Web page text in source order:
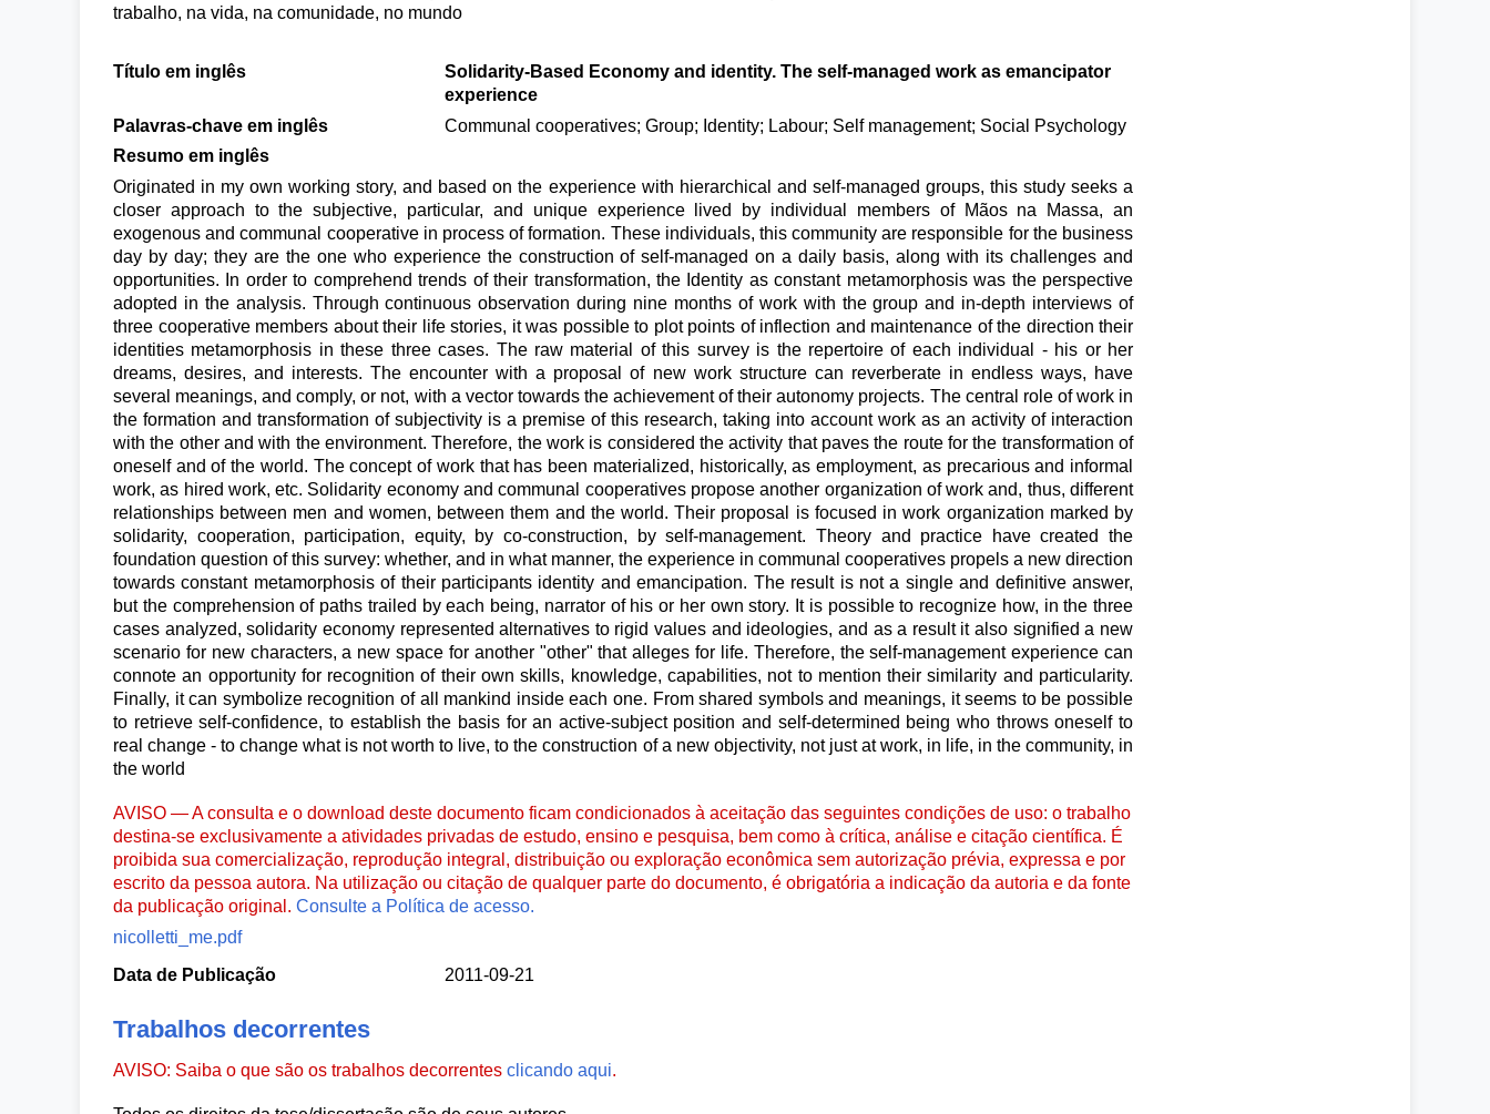
trabalho, na vida, na comunidade, no mundo
Título em inglês
Solidarity-Based Economy and identity. The self-managed work as emancipator
experience
Palavras-chave em inglês
Communal cooperatives; Group; Identity; Labour; Self management; Social Psychology
Resumo em inglês
Originated in my own working story, and based on the experience with hierarchical and self-managed groups, this study seeks a
closer approach to the subjective, particular, and unique experience lived by individual members of Mãos na Massa, an
exogenous and communal cooperative in process of formation. These individuals, this community are responsible for the business
day by day; they are the one who experience the construction of self-managed on a daily basis, along with its challenges and
opportunities. In order to comprehend trends of their transformation, the Identity as constant metamorphosis was the perspective
adopted in the analysis. Through continuous observation during nine months of work with the group and in-depth interviews of
three cooperative members about their life stories, it was possible to plot points of inflection and maintenance of the direction their
identities metamorphosis in these three cases. The raw material of this survey is the repertoire of each individual - his or her
dreams, desires, and interests. The encounter with a proposal of new work structure can reverberate in endless ways, have
several meanings, and comply, or not, with a vector towards the achievement of their autonomy projects. The central role of work in
the formation and transformation of subjectivity is a premise of this research, taking into account work as an activity of interaction
with the other and with the environment. Therefore, the work is considered the activity that paves the route for the transformation of
oneself and of the world. The concept of work that has been materialized, historically, as employment, as precarious and informal
work, as hired work, etc. Solidarity economy and communal cooperatives propose another organization of work and, thus, different
relationships between men and women, between them and the world. Their proposal is focused in work organization marked by
solidarity, cooperation, participation, equity, by co-construction, by self-management. Theory and practice have created the
foundation question of this survey: whether, and in what manner, the experience in communal cooperatives propels a new direction
towards constant metamorphosis of their participants identity and emancipation. The result is not a single and definitive answer,
but the comprehension of paths trailed by each being, narrator of his or her own story. It is possible to recognize how, in the three
cases analyzed, solidarity economy represented alternatives to rigid values and ideologies, and as a result it also signified a new
scenario for new characters, a new space for another "other" that alleges for life. Therefore, the self-management experience can
connote an opportunity for recognition of their own skills, knowledge, capabilities, not to mention their similarity and particularity.
Finally, it can symbolize recognition of all mankind inside each one. From shared symbols and meanings, it seems to be possible
to retrieve self-confidence, to establish the basis for an active-subject position and self-determined being who throws oneself to
real change - to change what is not worth to live, to the construction of a new objectivity, not just at work, in life, in the community, in
the world
AVISO — A consulta e o download deste documento ficam condicionados à aceitação das seguintes condições de uso: o trabalho
destina-se exclusivamente a atividades privadas de estudo, ensino e pesquisa, bem como à crítica, análise e citação científica. É
proibida sua comercialização, reprodução integral, distribuição ou exploração econômica sem autorização prévia, expressa e por
escrito da pessoa autora. Na utilização ou citação de qualquer parte do documento, é obrigatória a indicação da autoria e da fonte
da publicação original. Consulte a Política de acesso.
nicolletti_me.pdf
Data de Publicação
2011-09-21
Trabalhos decorrentes
AVISO: Saiba o que são os trabalhos decorrentes clicando aqui.